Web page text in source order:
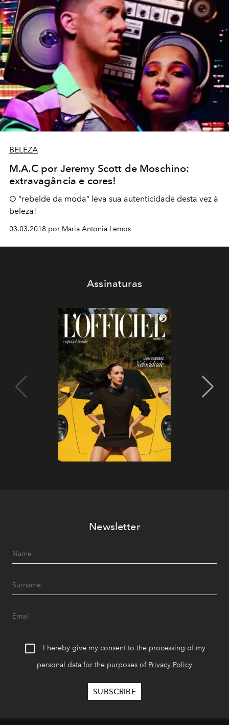
BELEZA
M.A.C por Jeremy Scott de Moschino:
extravagância e cores!
O “rebelde da moda” leva sua autenticidade desta vez à
beleza!
03.03.2018 por Maria Antonia Lemos
Assinaturas
Newsletter
I hereby give my consent to the processing of my
personal data for the purposes of Privacy Policy